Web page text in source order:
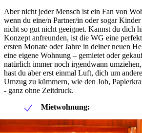
Aber nicht jeder Mensch ist ein Fan von
wenn du eine/n Partner/in oder sogar Kinder
nicht so gut nicht geeignet. Kannst du dich
Konzept anfreunden, ist die WG eine
ersten Monate oder Jahre in deiner neuen
eine eigene Wohnung – gemietet oder
natürlich immer noch irgendwann
hast du aber erst einmal Luft, dich um
Umzug zu kümmern, wie den Job,
- ganz ohne Zeitdruck.
Mietwohnung: